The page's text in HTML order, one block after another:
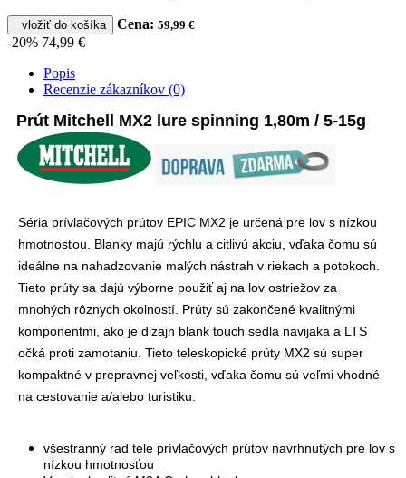
vložiť do košíka Cena: 59,99 €
-20% 74,99 €
Popis
Recenzie zákazníkov (0)
Prút Mitchell MX2 lure spinning 1,80m / 5-15g
Séria prívlačových prútov EPIC MX2 je určená pre lov s nízkou
hmotnosťou. Blanky majú rýchlu a citlivú akciu, vďaka čomu sú
ideálne na nahadzovanie malých nástrah v riekach a potokoch.
Tieto prúty sa dajú výborne použiť aj na lov ostriežov za
mnohých rôznych okolností. Prúty sú zakončené kvalitnými
komponentmi, ako je dizajn blank touch sedla navijaka a LTS
očká proti zamotaniu. Tieto teleskopické prúty MX2 sú super
kompaktné v prepravnej veľkosti, vďaka čomu sú veľmi vhodné
na cestovanie a/alebo turistiku.
všestranný rad tele prívlačových prútov navrhnutých pre lov s
nízkou hmotnosťou